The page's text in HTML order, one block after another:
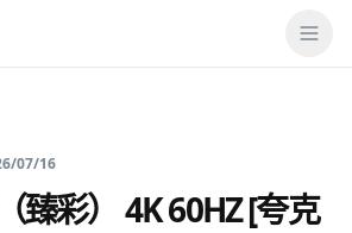
07/16
臻彩） 4K 60HZ [夸克